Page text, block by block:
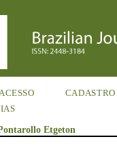
ACESSO
CADASTRO
Etgeton